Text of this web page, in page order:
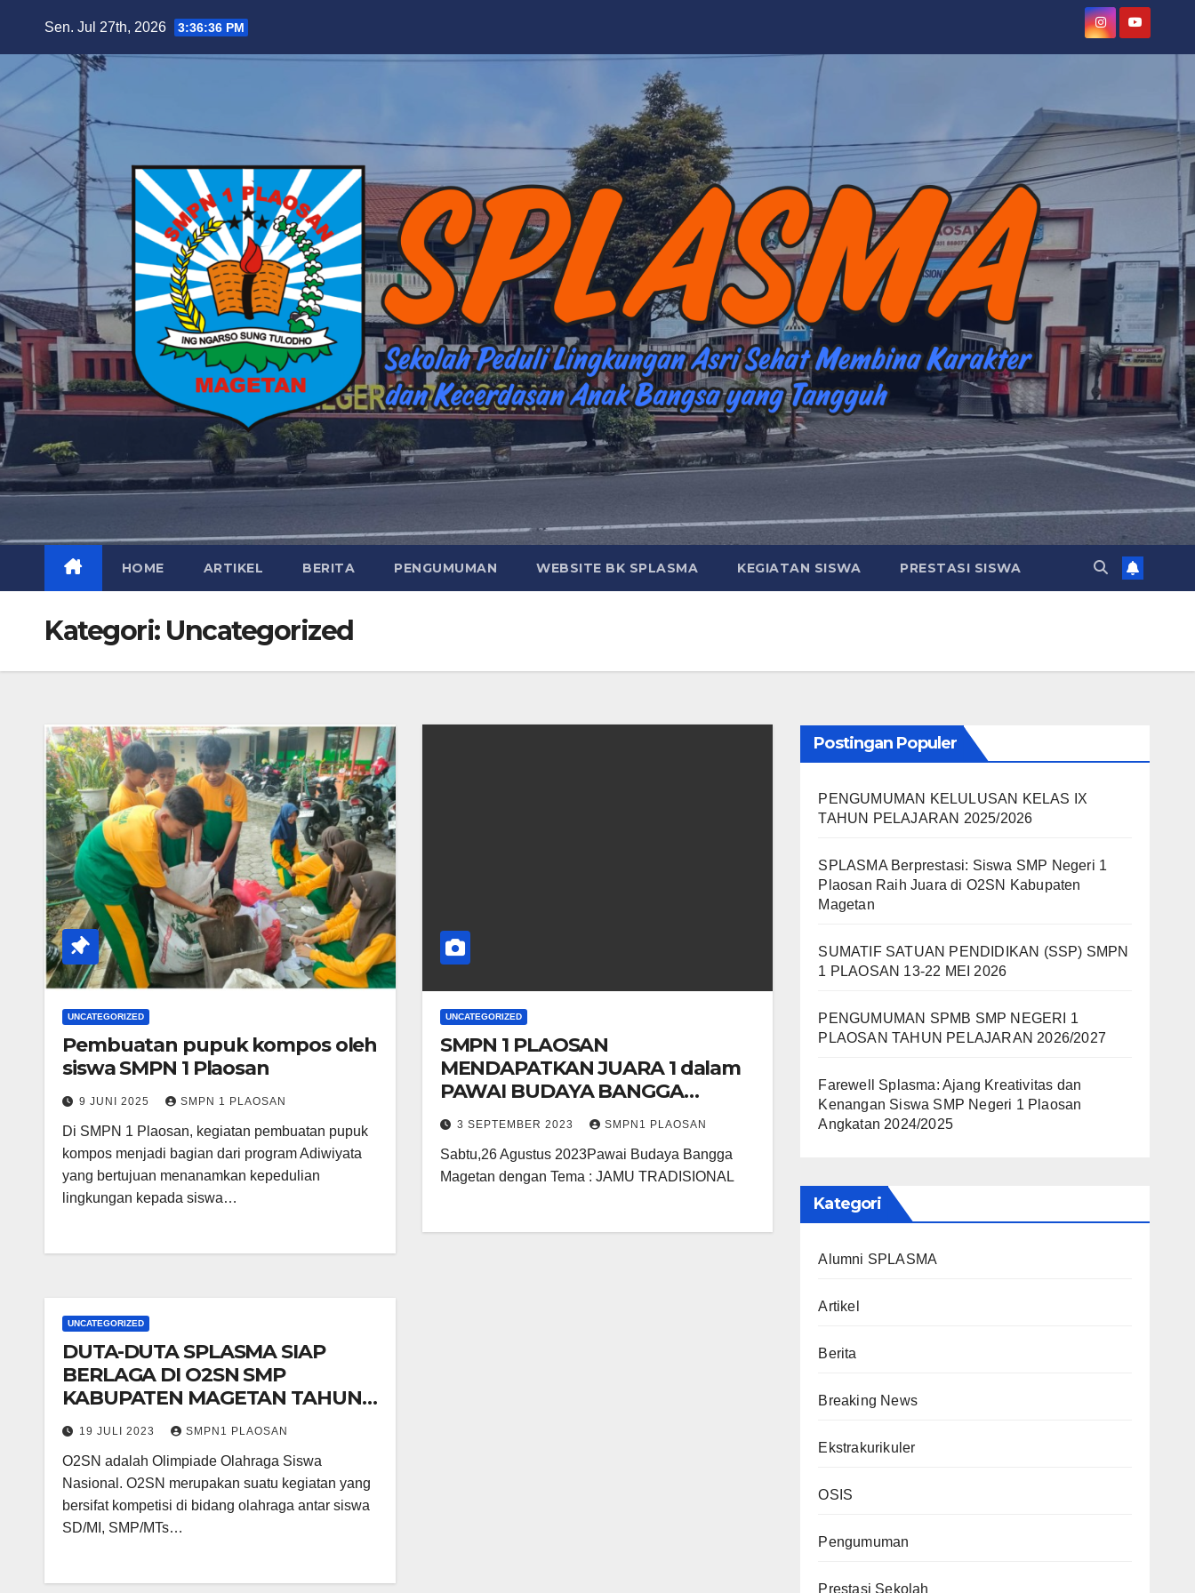
content
Sen. Jul 27th, 2026 3:36:38 PM
HOME ARTIKEL BERITA PENGUMUMAN WEBSITE BK SPLASMA KEGIATAN SISWA PRESTASI SISWA
Kategori: Uncategorized
UNCATEGORIZED
Pembuatan pupuk kompos oleh
siswa SMPN 1 Plaosan
9 JUNI 2025 SMPN 1 PLAOSAN
Di SMPN 1 Plaosan, kegiatan pembuatan pupuk
kompos menjadi bagian dari program Adiwiyata
yang bertujuan menanamkan kepedulian
lingkungan kepada siswa…
UNCATEGORIZED
SMPN 1 PLAOSAN
MENDAPATKAN JUARA 1 dalam
PAWAI BUDAYA BANGGA
MAGETAN
3 SEPTEMBER 2023 SMPN1 PLAOSAN
Sabtu,26 Agustus 2023Pawai Budaya Bangga
Magetan dengan Tema : JAMU TRADISIONAL
UNCATEGORIZED
DUTA-DUTA SPLASMA SIAP
BERLAGA DI O2SN SMP
KABUPATEN MAGETAN TAHUN
2023
19 JULI 2023 SMPN1 PLAOSAN
O2SN adalah Olimpiade Olahraga Siswa
Nasional. O2SN merupakan suatu kegiatan yang
bersifat kompetisi di bidang olahraga antar siswa
SD/MI, SMP/MTs…
Postingan Populer
PENGUMUMAN KELULUSAN KELAS IX
TAHUN PELAJARAN 2025/2026
SPLASMA Berprestasi: Siswa SMP Negeri 1
Plaosan Raih Juara di O2SN Kabupaten
Magetan
SUMATIF SATUAN PENDIDIKAN (SSP) SMPN
1 PLAOSAN 13-22 MEI 2026
PENGUMUMAN SPMB SMP NEGERI 1
PLAOSAN TAHUN PELAJARAN 2026/2027
Farewell Splasma: Ajang Kreativitas dan
Kenangan Siswa SMP Negeri 1 Plaosan
Angkatan 2024/2025
Kategori
Alumni SPLASMA
Artikel
Berita
Breaking News
Ekstrakurikuler
OSIS
Pengumuman
Prestasi Sekolah